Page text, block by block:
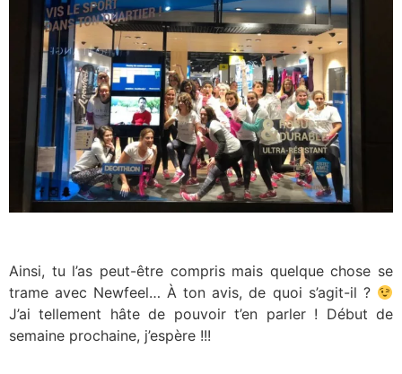
Ainsi, tu l’as peut-être compris mais quelque chose se
trame avec Newfeel… À ton avis, de quoi s’agit-il ?
J’ai tellement hâte de pouvoir t’en parler ! Début de
semaine prochaine, j’espère !!!